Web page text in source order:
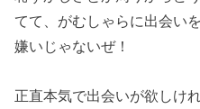
てて、がむしゃらに出会い
嫌いじゃないぜ！
正直本気で出会いが欲しけ